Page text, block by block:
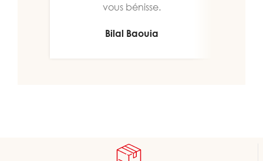
vous bénisse.
Bilal Baouia